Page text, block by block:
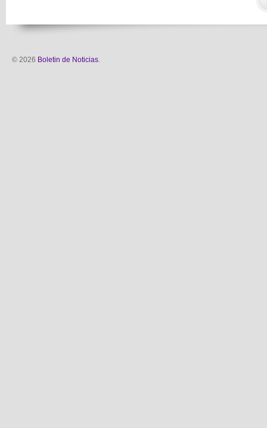
© 2026 Boletin de Noticias.